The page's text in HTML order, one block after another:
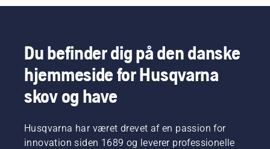
Du befinder dig på den danske
hjemmeside for Husqvarna
skov og have
Husqvarna har været drevet af en passion for
innovation siden 1689 og leverer professionelle